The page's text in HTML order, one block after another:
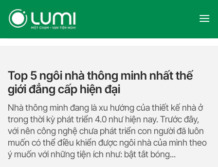
content
Top 5 ngôi nhà thông minh nhất thế
giới đẳng cấp hiện đại
Nhà thông minh đang là xu hướng của thiết kế nhà ở
trong thời kỳ phát triển 4.0 như hiện nay. Trước đây,
với nên công nghệ chưa phát triển con người đã luôn
muốn có thể điều khiển được ngôi nhà của mình theo
ý muốn với những tiện ích như: bật tắt bóng...